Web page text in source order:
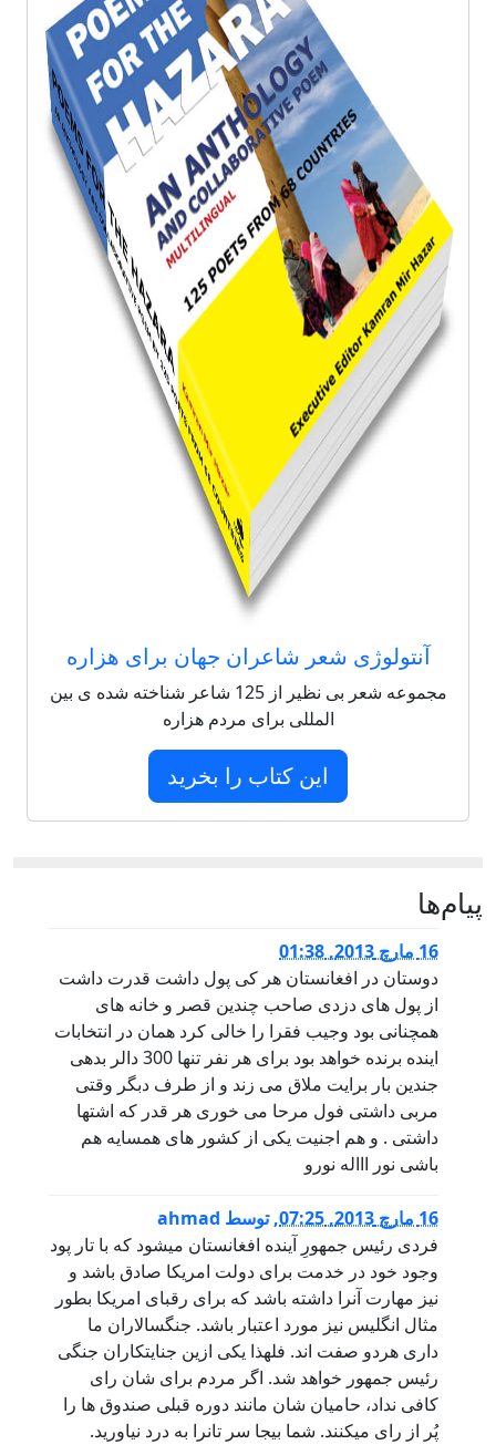
آنتولوژی شعر شاعران جهان برای هزاره
مجموعه شعر بی نظیر از 125 شاعر شناخته شده ی بین
المللی برای مردم هزاره
این کتاب را بخرید
پيام‌ها
16 مارچ 2013, 01:38
دوستان در افغانستان هر کی پول داشت قدرت داشت
از پول های دزدی صاحب چندین قصر و خانه های
همچنانی بود وجیب فقرا را خالی کرد همان در انتخابات
اینده برنده خواهد بود برای هر نفر تنها 300 دالر بدهی
جندین بار برایت ملاق می زند و از طرف دبگر وقتی
مربی داشتی فول مرحا می خوری هر قدر که اشتها
داشتی . و هم اجنیت یکی از کشور های همسایه هم
باشی نور اااله نورو
16 مارچ 2013, 07:25 ,توسط ahmad
فردی رئیس جمهورِ آینده افغانستان میشود که با تار پود
وجود خود در خدمت برای دولت امریکا صادق باشد و
نیز مهارت آنرا داشته باشد که برای رقبای امریکا بطور
مثال انگلیس نیز مورد اعتبار باشد. جنگسالاران ما
داری هردو صفت اند. فلهذا یکی ازین جنایتکاران جنگی
رئیس جمهور خواهد شد. اگر مردم برای شان رای
کافی نداد، حامیان شان مانند دوره قبلی صندوق ها را
پُر از رای میکنند. شما بیجا سر تانرا به درد نیاورید.